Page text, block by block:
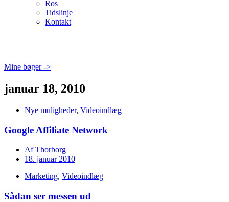
Ros
Tidslinje
Kontakt
Mine bøger ->
januar 18, 2010
Nye muligheder, Videoindlæg
Google Affiliate Network
AfThorborg
18. januar 2010
Marketing, Videoindlæg
Sådan ser messen ud